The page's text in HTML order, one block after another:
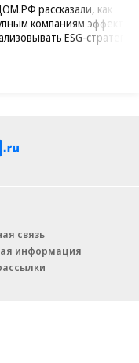
рассказали, как
компаниям
ESG-стратегию
связь
информация